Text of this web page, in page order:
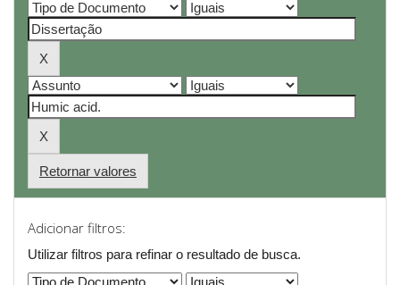
Retornar valores
Adicionar filtros:
Utilizar filtros para refinar o resultado de busca.